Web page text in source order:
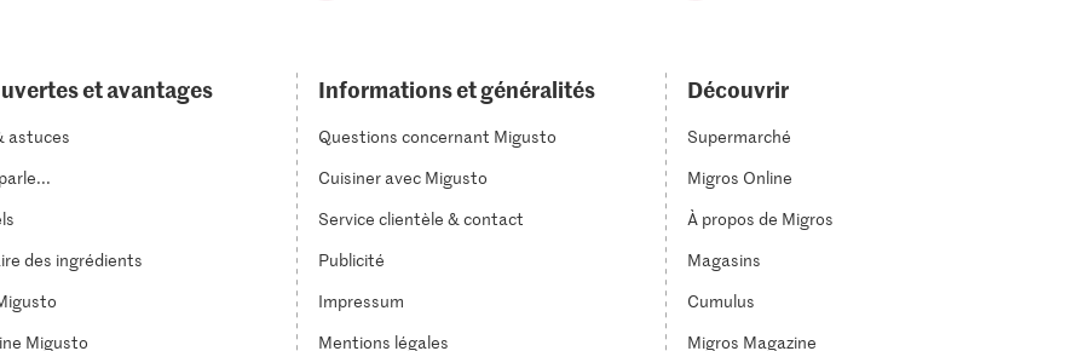
et avantages
astuces
des ingrédients
Migusto
Informations et généralités
Questions concernant Migusto
Cuisiner avec Migusto
Service clientèle & contact
Publicité
Impressum
Mentions légales
Découvrir
Supermarché
Migros Online
À propos de Migros
Magasins
Cumulus
Migros Magazine